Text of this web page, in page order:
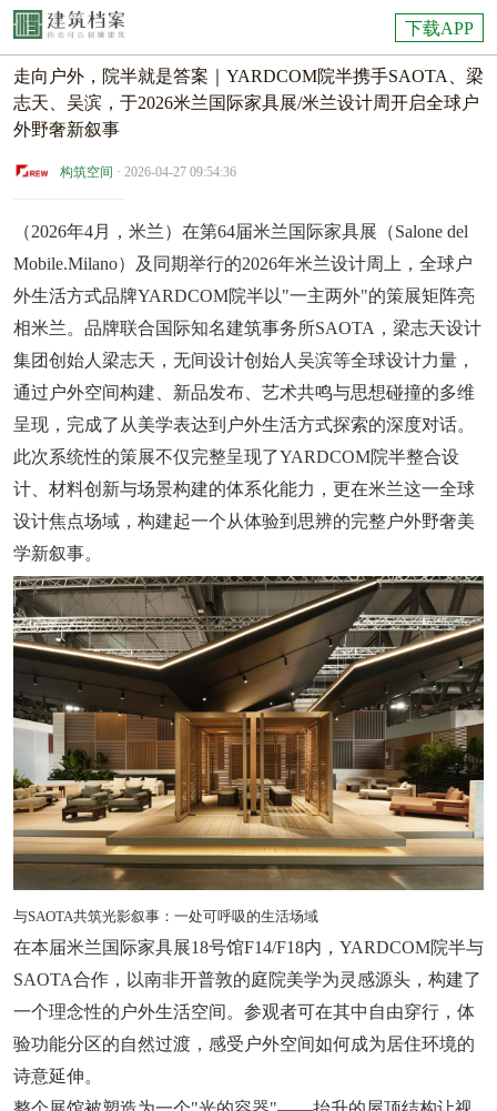
下载APP
走向户外，院半就是答案｜YARDCOM院半携手SAOTA、梁
志天、吴滨，于2026米兰国际家具展/米兰设计周开启全球户
外野奢新叙事
构筑空间 · 2026-04-27 09:54:36
（2026年4月，米兰）在第64届米兰国际家具展（Salone del
Mobile.Milano）及同期举行的2026年米兰设计周上，全球户
外生活方式品牌YARDCOM院半以"一主两外"的策展矩阵亮
相米兰。品牌联合国际知名建筑事务所SAOTA，梁志天设计
集团创始人梁志天，无间设计创始人吴滨等全球设计力量，
通过户外空间构建、新品发布、艺术共鸣与思想碰撞的多维
呈现，完成了从美学表达到户外生活方式探索的深度对话。
此次系统性的策展不仅完整呈现了YARDCOM院半整合设
计、材料创新与场景构建的体系化能力，更在米兰这一全球
设计焦点场域，构建起一个从体验到思辨的完整户外野奢美
学新叙事。
与SAOTA共筑光影叙事：一处可呼吸的生活场域
在本届米兰国际家具展18号馆F14/F18内，YARDCOM院半与
SAOTA合作，以南非开普敦的庭院美学为灵感源头，构建了
一个理念性的户外生活空间。参观者可在其中自由穿行，体
验功能分区的自然过渡，感受户外空间如何成为居住环境的
诗意延伸。